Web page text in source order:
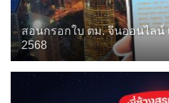
สอนกรอกใบ ตม. จีนออนไลน์
2568